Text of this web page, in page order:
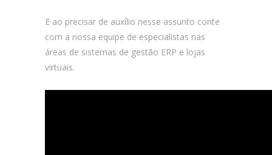
E ao precisar de auxílio nesse assunto conte
com a nossa equipe de especialistas nas
áreas de sistemas de gestão ERP e lojas
virtuais.